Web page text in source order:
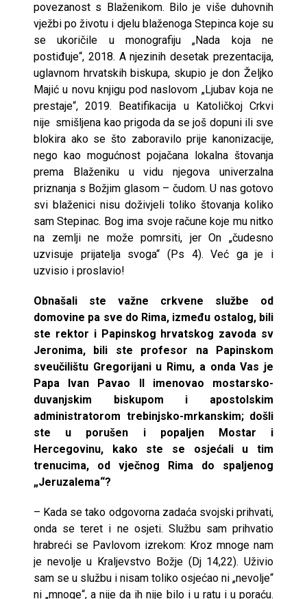
povezanost s Blaženikom. Bilo je više duhovnih
vježbi po životu i djelu blaženoga Stepinca koje su
se ukoričile u monografiju „Nada koja ne
postiđuje“, 2018. A njezinih desetak prezentacija,
uglavnom hrvatskih biskupa, skupio je don Željko
Majić u novu knjigu pod naslovom „Ljubav koja ne
prestaje“, 2019. Beatifikacija u Katoličkoj Crkvi
nije smišljena kao prigoda da se još dopuni ili sve
blokira ako se što zaboravilo prije kanonizacije,
nego kao mogućnost pojačana lokalna štovanja
prema Blaženiku u vidu njegova univerzalna
priznanja s Božjim glasom – čudom. U nas gotovo
svi blaženici nisu doživjeli toliko štovanja koliko
sam Stepinac. Bog ima svoje račune koje mu nitko
na zemlji ne može pomrsiti, jer On „čudesno
uzvisuje prijatelja svoga“ (Ps 4). Već ga je i
uzvisio i proslavio!
Obnašali ste važne crkvene službe od
domovine pa sve do Rima, između ostalog, bili
ste rektor i Papinskog hrvatskog zavoda sv
Jeronima, bili ste profesor na Papinskom
sveučilištu Gregorijani u Rimu, a onda Vas je
Papa Ivan Pavao II imenovao mostarsko-
duvanjskim biskupom i apostolskim
administratorom trebinjsko-mrkanskim; došli
ste u porušen i popaljen Mostar i
Hercegovinu, kako ste se osjećali u tim
trenucima, od vječnog Rima do spaljenog
„Jeruzalema“?
– Kada se tako odgovorna zadaća svojski prihvati,
onda se teret i ne osjeti. Službu sam prihvatio
hrabreći se Pavlovom izrekom: Kroz mnoge nam
je nevolje u Kraljevstvo Božje (Dj 14,22). Uživio
sam se u službu i nisam toliko osjećao ni „nevolje“
ni „mnoge“, a nije da ih nije bilo i u ratu i u poraću.